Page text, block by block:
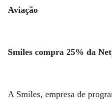
Aviação
Smiles compra 25% da
A Smiles, empresa de